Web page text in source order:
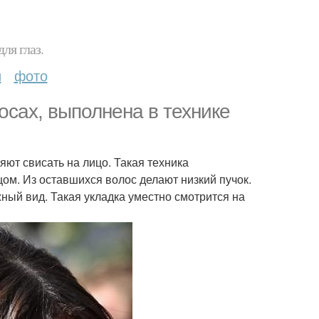
глаз.
фото
выполнена в технике
свисать на лицо. Такая техника
Из оставшихся волос делают низкий пучок.
вид. Такая укладка уместно смотрится на